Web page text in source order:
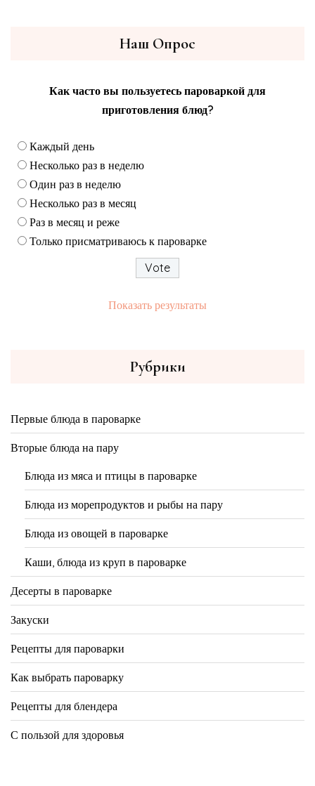
Наш Опрос
Как часто вы пользуетесь пароваркой для
приготовления блюд?
Каждый день
Несколько раз в неделю
Один раз в неделю
Несколько раз в месяц
Раз в месяц и реже
Только присматриваюсь к пароварке
Показать результаты
Рубрики
Первые блюда в пароварке
Вторые блюда на пару
Блюда из мяса и птицы в пароварке
Блюда из морепродуктов и рыбы на пару
Блюда из овощей в пароварке
Каши, блюда из круп в пароварке
Десерты в пароварке
Закуски
Рецепты для пароварки
Как выбрать пароварку
Рецепты для блендера
С пользой для здоровья